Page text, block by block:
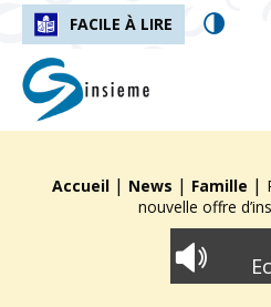
FACILE À LIRE
insieme.ch
Fil d'Ariane :
Accueil | News | Famille |
nouvelle offre